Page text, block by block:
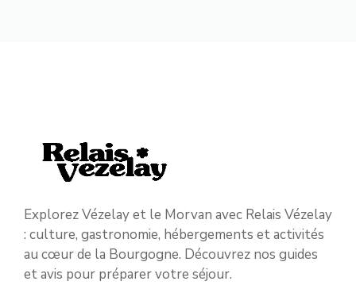
Explorez Vézelay et le Morvan avec Relais Vézelay
: culture, gastronomie, hébergements et activités
au cœur de la Bourgogne. Découvrez nos guides
et avis pour préparer votre séjour.